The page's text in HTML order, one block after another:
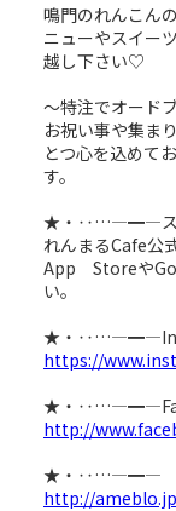
鳴門のれんこん
ニューやスイー
越し下さい♡
～特注でオード
お祝い事や集ま
とつ心を込めて
す。
★・‥…―━―ス
れんまるCafe公
App Storeや
い。
★・
https://
★・
http://
★・‥…―━―
http://